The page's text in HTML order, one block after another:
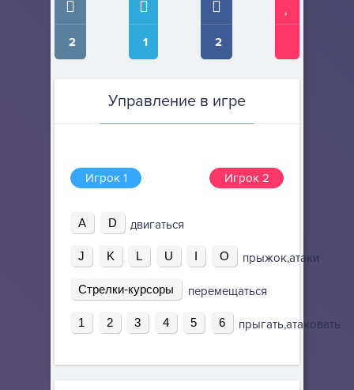
2 1 2
Управление в игре
Игрок 1 Игрок 2
A D двигаться
J K L U I O прыжок,атаки
Стрелки-курсоры перемещаться
1 2 3 4 5 6 прыгать,атаковать